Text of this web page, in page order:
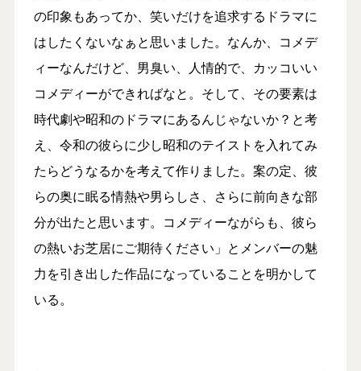
の印象もあってか、笑いだけを追求するドラマに
はしたくないなぁと思いました。なんか、コメデ
ィーなんだけど、男臭い、人情的で、カッコいい
コメディーができればなと。そして、その要素は
時代劇や昭和のドラマにあるんじゃないか？と考
え、令和の彼らに少し昭和のテイストを入れてみ
たらどうなるかを考えて作りました。案の定、彼
らの奥に眠る情熱や男らしさ、さらに前向きな部
分が出たと思います。コメディーながらも、彼ら
の熱いお芝居にご期待ください」とメンバーの魅
力を引き出した作品になっていることを明かして
いる。